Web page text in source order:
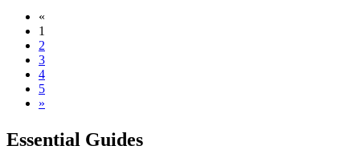
«
1
2
3
4
5
»
Essential Guides